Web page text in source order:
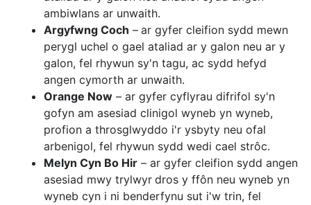
ambiwlans ar unwaith.
Argyfwng Coch – ar gyfer cleifion sydd mewn
perygl uchel o gael ataliad ar y galon neu ar y
galon, fel rhywun sy'n tagu, ac sydd hefyd
angen cymorth ar unwaith.
Orange Now – ar gyfer cyflyrau difrifol sy'n
gofyn am asesiad clinigol wyneb yn wyneb,
profion a throsglwyddo i'r ysbyty neu ofal
arbenigol, fel rhywun sydd wedi cael strôc.
Melyn Cyn Bo Hir – ar gyfer cleifion sydd angen
asesiad mwy trylwyr dros y ffôn neu wyneb yn
wyneb cyn i ni benderfynu sut i'w trin, fel